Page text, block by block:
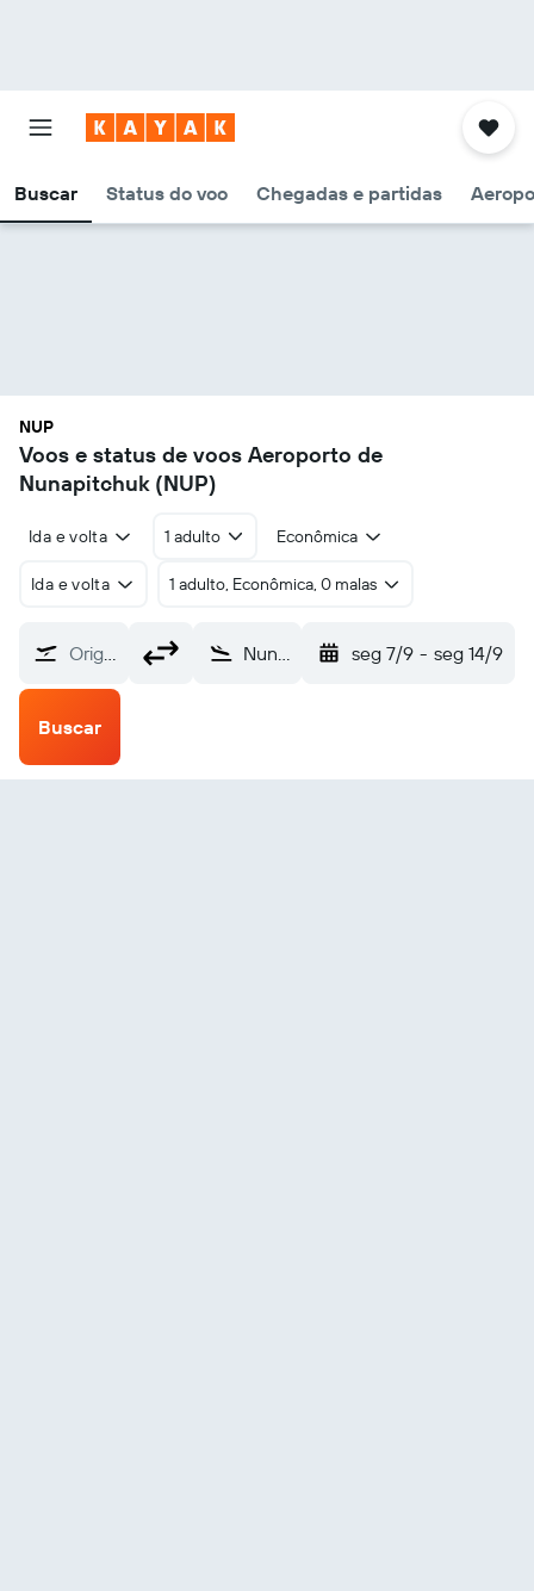
Buscar Status do voo Chegadas e partidas
NUP
Voos e status de voos Aeroporto de
Nunapitchuk (NUP)
Ida e volta 1 adulto Econômica
Ida e volta 1 adulto, Econômica, 0 malas
Origem Nunapitchuk (NUP) seg 7/9 - seg 14/9
Buscar